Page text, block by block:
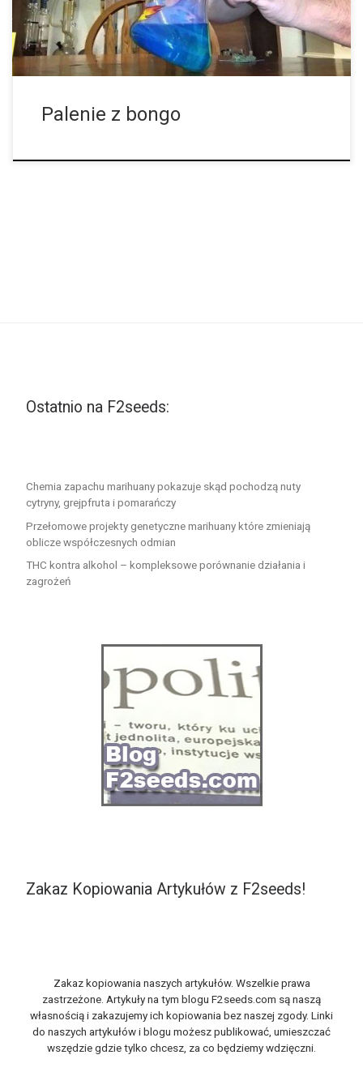
twierdzą, że karbonatyzacja jest niesamowita, a inni twierdzą, że
jest ona trochę zbyt ostra. Wiele osób czeka, […]
Palenie z bongo
Ostatnio na F2seeds:
Chemia zapachu marihuany pokazuje skąd pochodzą nuty
cytryny, grejpfruta i pomarańczy
Przełomowe projekty genetyczne marihuany które zmieniają
oblicze współczesnych odmian
THC kontra alkohol – kompleksowe porównanie działania i
zagrożeń
Zakaz Kopiowania Artykułów z F2seeds!
Zakaz kopiowania naszych artykułów. Wszelkie prawa
zastrzeżone. Artykuły na tym blogu F2seeds.com są naszą
własnością i zakazujemy ich kopiowania bez naszej zgody. Linki
do naszych artykułów i blogu możesz publikować, umieszczać
wszędzie gdzie tylko chcesz, za co będziemy wdzięczni.